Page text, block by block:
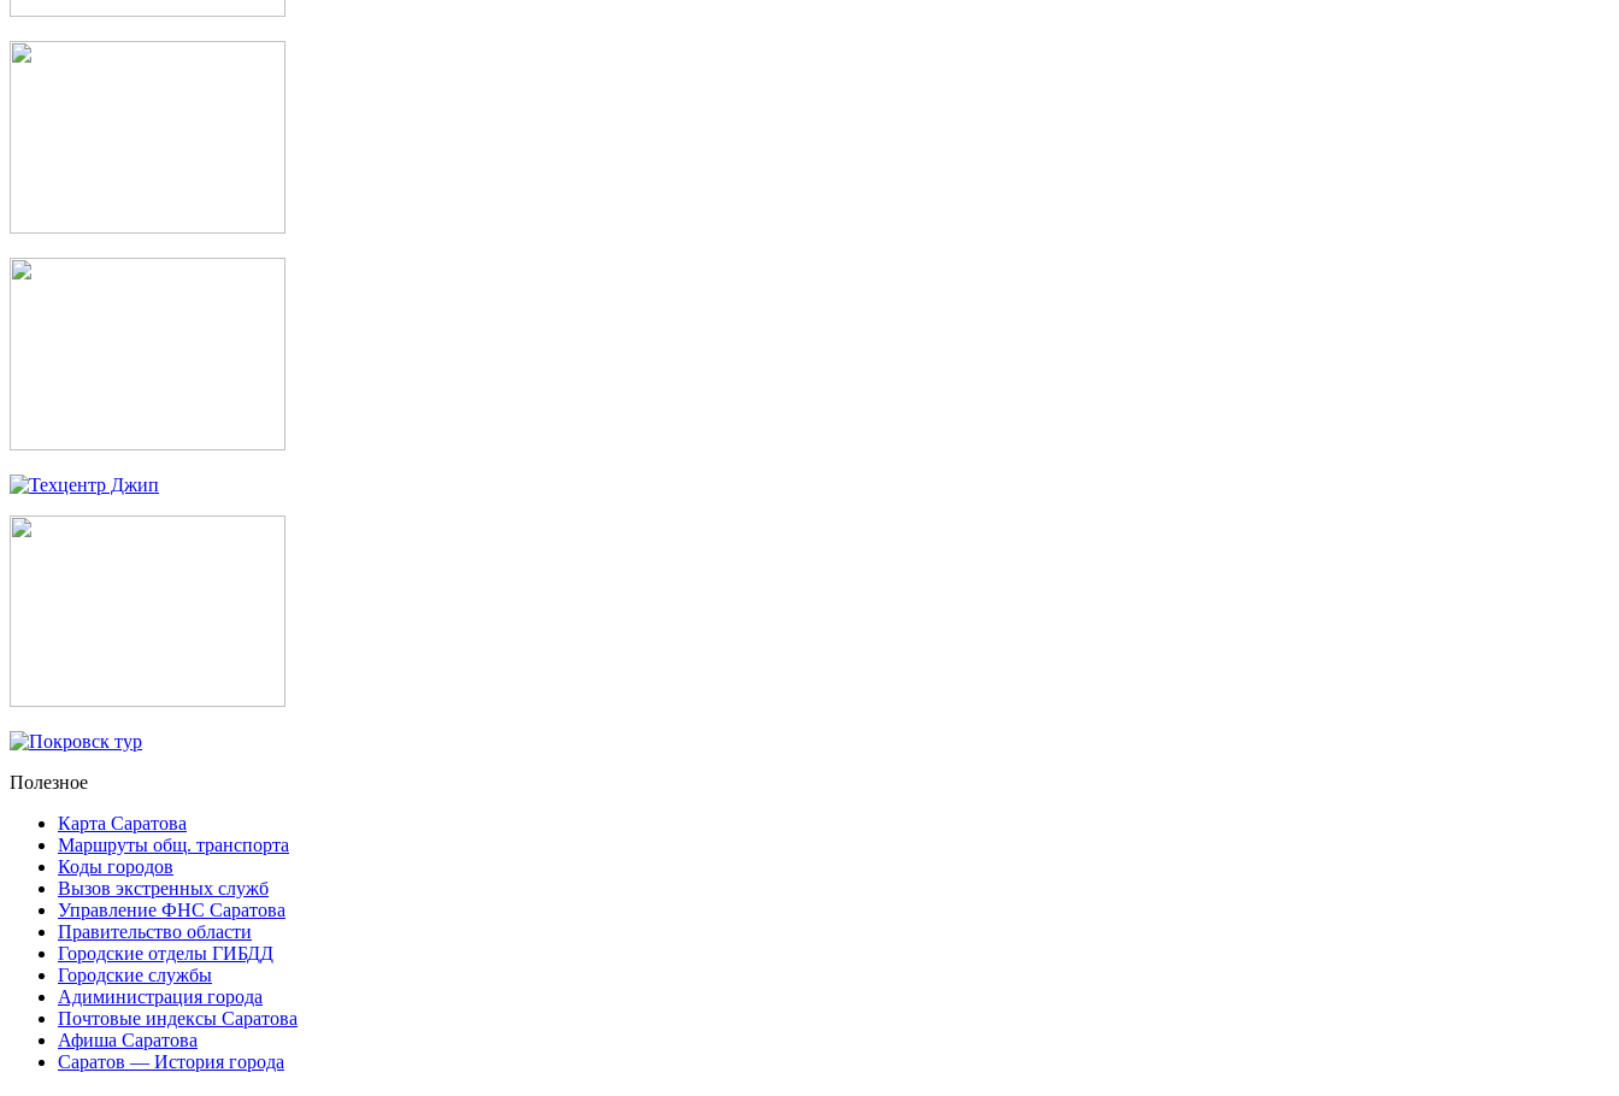
Полезное
Карта Саратова
Маршруты общ. транспорта
Коды городов
Вызов экстренных служб
Управление ФНС Саратова
Правительство области
Городские отделы ГИБДД
Городские службы
Адиминистрация города
Почтовые индексы Саратова
Афиша Саратова
Саратов — История города